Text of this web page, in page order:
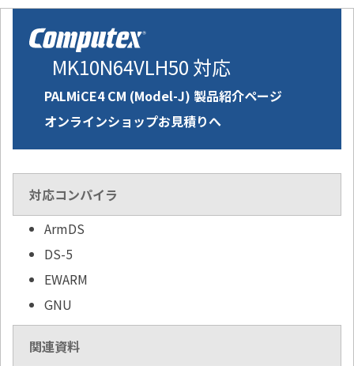
MK10N64VLH50 対応
PALMiCE4 CM (Model-J) 製品紹介ページ
オンラインショップお見積りへ
対応コンパイラ
ArmDS
DS-5
EWARM
GNU
関連資料